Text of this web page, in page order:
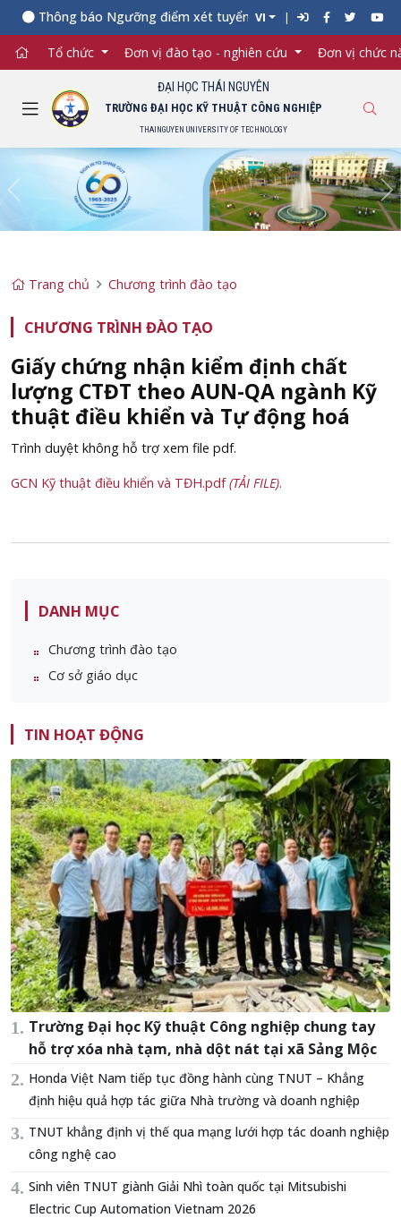
Thông báo Ngưỡng điểm xét tuyển đối với từng ngành đào
VI
Tổ chức Đơn vị đào tạo - nghiên cứu Đơn vị chức
ĐẠI HỌC THÁI NGUYÊN
TRƯỜNG ĐẠI HỌC KỸ THUẬT CÔNG NGHIỆP
THAINGUYEN UNIVERSITY OF TECHNOLOGY
Previous
Trang chủ Chương trình đào tạo
CHƯƠNG TRÌNH ĐÀO TẠO
Giấy chứng nhận kiểm định chất
lượng CTĐT theo AUN-QA ngành Kỹ
thuật điều khiển và Tự động hoá
Trình duyệt không hỗ trợ xem file pdf.
GCN Kỹ thuật điều khiển và TĐH.pdf(TẢI FILE).
DANH MỤC
Chương trình đào tạo
Cơ sở giáo dục
TIN HOẠT ĐỘNG
Trường Đại học Kỹ thuật Công nghiệp chung tay
hỗ trợ xóa nhà tạm, nhà dột nát tại xã Sảng Mộc
Honda Việt Nam tiếp tục đồng hành cùng TNUT – Khẳng
định hiệu quả hợp tác giữa Nhà trường và doanh nghiệp
TNUT khẳng định vị thế qua mạng lưới hợp tác doanh nghiệp
công nghệ cao
Sinh viên TNUT giành Giải Nhì toàn quốc tại Mitsubishi
Electric Cup Automation Vietnam 2026